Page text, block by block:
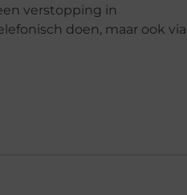
verstopping in
doen, maar ook via